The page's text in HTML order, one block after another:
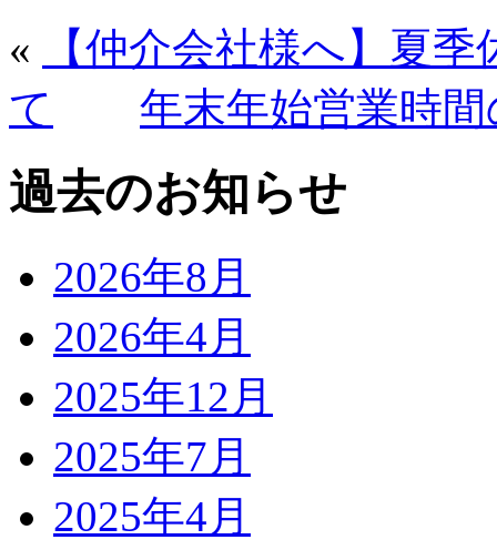
«
【仲介会社様へ】夏
て
年末年始営業時
過去のお知らせ
2026年8月
2026年4月
2025年12月
2025年7月
2025年4月